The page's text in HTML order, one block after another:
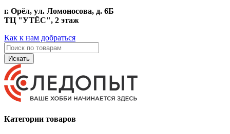
г. Орёл, ул. Ломоносова, д. 6Б
ТЦ "УТЁС", 2 этаж
Как к нам добраться
Искать
Категории товаров